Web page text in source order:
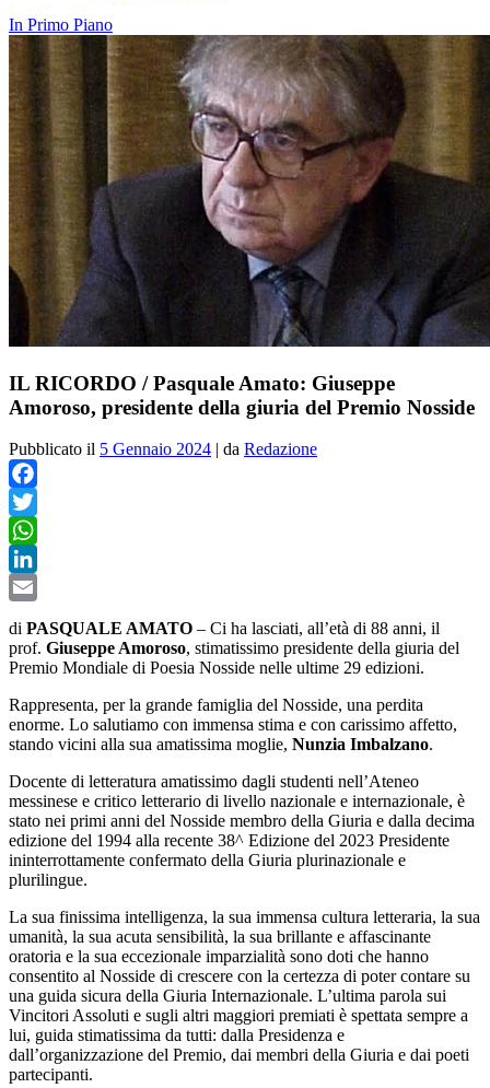
In Primo Piano
IL RICORDO / Pasquale Amato: Giuseppe
Amoroso, presidente della giuria del Premio Nosside
Pubblicato il 5 Gennaio 2024 | da Redazione
Facebook
Twitter
WhatsApp
LinkedIn
di PASQUALE AMATO – Ci ha lasciati, all’età di 88 anni, il
prof. Giuseppe Amoroso, stimatissimo presidente della giuria del
Premio Mondiale di Poesia Nosside nelle ultime 29 edizioni.
Rappresenta, per la grande famiglia del Nosside, una perdita
enorme. Lo salutiamo con immensa stima e con carissimo affetto,
stando vicini alla sua amatissima moglie, Nunzia Imbalzano.
Docente di letteratura amatissimo dagli studenti nell’Ateneo
messinese e critico letterario di livello nazionale e internazionale, è
stato nei primi anni del Nosside membro della Giuria e dalla decima
edizione del 1994 alla recente 38^ Edizione del 2023 Presidente
ininterrottamente confermato della Giuria plurinazionale e
plurilingue.
La sua finissima intelligenza, la sua immensa cultura letteraria, la sua
umanità, la sua acuta sensibilità, la sua brillante e affascinante
oratoria e la sua eccezionale imparzialità sono doti che hanno
consentito al Nosside di crescere con la certezza di poter contare su
una guida sicura della Giuria Internazionale. L’ultima parola sui
Vincitori Assoluti e sugli altri maggiori premiati è spettata sempre a
lui, guida stimatissima da tutti: dalla Presidenza e
dall’organizzazione del Premio, dai membri della Giuria e dai poeti
partecipanti.